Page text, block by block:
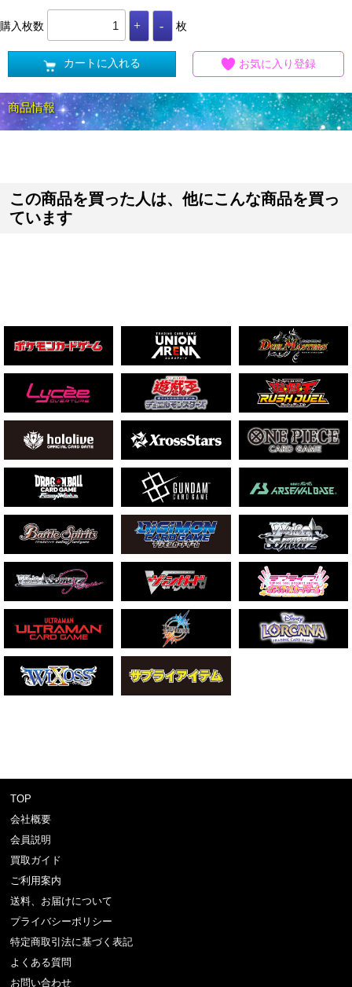
購入枚数 枚
カートに入れる お気に入り登録
商品情報
この商品を買った人は、他にこんな商品を買っ
ています
TOP
会社概要
会員説明
買取ガイド
ご利用案内
送料、お届けについて
プライバシーポリシー
特定商取引法に基づく表記
よくある質問
お問い合わせ